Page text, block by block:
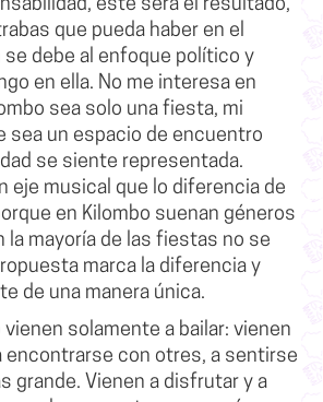
este será el resultado,
que pueda haber en el
se debe al enfoque político y
en ella. No me interesa en
sea solo una fiesta, mi
sea un espacio de encuentro
se siente representada.
eje musical que lo diferencia de
en Kilombo suenan géneros
la mayoría de las fiestas no se
marca la diferencia y
de una manera única.
solamente a bailar: vienen
encontrarse con otres, a sentirse
grande. Vienen a disfrutar y a